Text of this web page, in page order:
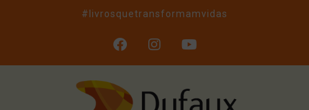
#livrosquetransformamvidas